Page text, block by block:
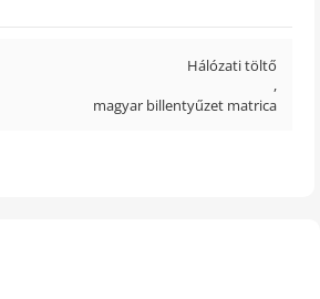
Hálózati töltő
,
magyar billentyűzet matrica